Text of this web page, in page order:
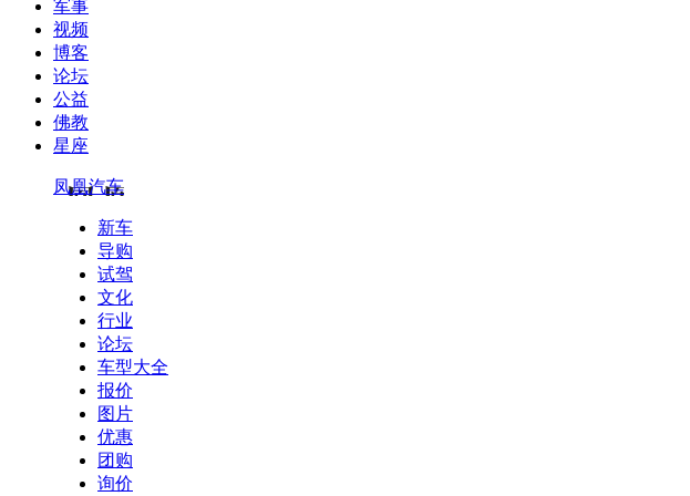
军事
视频
博客
论坛
公益
佛教
星座
凤凰汽车
新车
导购
试驾
文化
行业
论坛
车型大全
报价
图片
优惠
团购
询价